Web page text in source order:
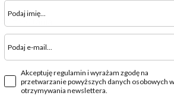
Akceptuję regulamin i wyrażam zgodę na
przetwarzanie powyższych danych osobowych
otrzymywania newslettera.